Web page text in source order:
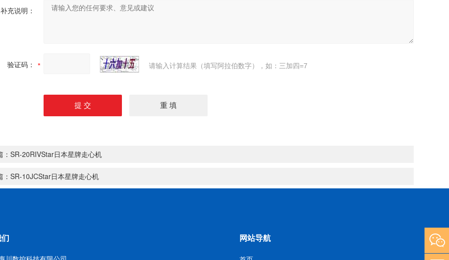
补充说明：
验证码： 请输入计算结果（填写阿拉伯数字），如：三加四=7
SR-20RIVStar日本星牌走心机
SR-10JCStar日本星牌走心机
网站导航